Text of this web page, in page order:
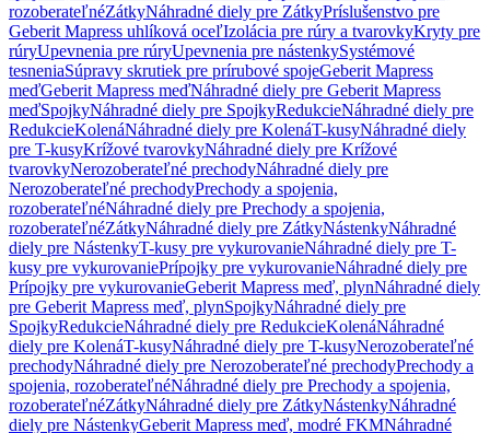
rozoberateľnéZátkyNáhradné diely pre ZátkyPríslušenstvo pre
Geberit Mapress uhlíková oceľIzolácia pre rúry a tvarovkyKryty pre
rúryUpevnenia pre rúryUpevnenia pre nástenkySystémové
tesneniaSúpravy skrutiek pre prírubové spojeGeberit Mapress
meďGeberit Mapress meďNáhradné diely pre Geberit Mapress
meďSpojkyNáhradné diely pre SpojkyRedukcieNáhradné diely pre
RedukcieKolenáNáhradné diely pre KolenáT-kusyNáhradné diely
pre T-kusyKrížové tvarovkyNáhradné diely pre Krížové
tvarovkyNerozoberateľné prechodyNáhradné diely pre
Nerozoberateľné prechodyPrechody a spojenia,
rozoberateľnéNáhradné diely pre Prechody a spojenia,
rozoberateľnéZátkyNáhradné diely pre ZátkyNástenkyNáhradné
diely pre NástenkyT-kusy pre vykurovanieNáhradné diely pre T-
kusy pre vykurovaniePrípojky pre vykurovanieNáhradné diely pre
Prípojky pre vykurovanieGeberit Mapress meď, plynNáhradné diely
pre Geberit Mapress meď, plynSpojkyNáhradné diely pre
SpojkyRedukcieNáhradné diely pre RedukcieKolenáNáhradné
diely pre KolenáT-kusyNáhradné diely pre T-kusyNerozoberateľné
prechodyNáhradné diely pre Nerozoberateľné prechodyPrechody a
spojenia, rozoberateľnéNáhradné diely pre Prechody a spojenia,
rozoberateľnéZátkyNáhradné diely pre ZátkyNástenkyNáhradné
diely pre NástenkyGeberit Mapress meď, modré FKMNáhradné